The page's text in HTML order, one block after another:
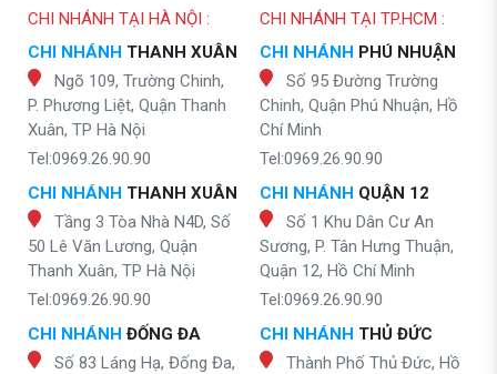
CHI NHÁNH TẠI HÀ NỘI :
CHI NHÁNH THANH XUÂN
Ngõ 109, Trường Chinh,
P. Phương Liệt, Quận Thanh
Xuân, TP Hà Nội
Tel:0969.26.90.90
CHI NHÁNH THANH XUÂN
Tầng 3 Tòa Nhà N4D, Số
50 Lê Văn Lương, Quận
Thanh Xuân, TP Hà Nội
Tel:0969.26.90.90
CHI NHÁNH ĐỐNG ĐA
Số 83 Láng Hạ, Đống Đa,
CHI NHÁNH TẠI TP.HCM :
CHI NHÁNH PHÚ NHUẬN
Số 95 Đường Trường
Chinh, Quận Phú Nhuận, Hồ
Chí Minh
Tel:0969.26.90.90
CHI NHÁNH QUẬN 12
Số 1 Khu Dân Cư An
Sương, P. Tân Hưng Thuận,
Quận 12, Hồ Chí Minh
Tel:0969.26.90.90
CHI NHÁNH THỦ ĐỨC
Thành Phố Thủ Đức, Hồ